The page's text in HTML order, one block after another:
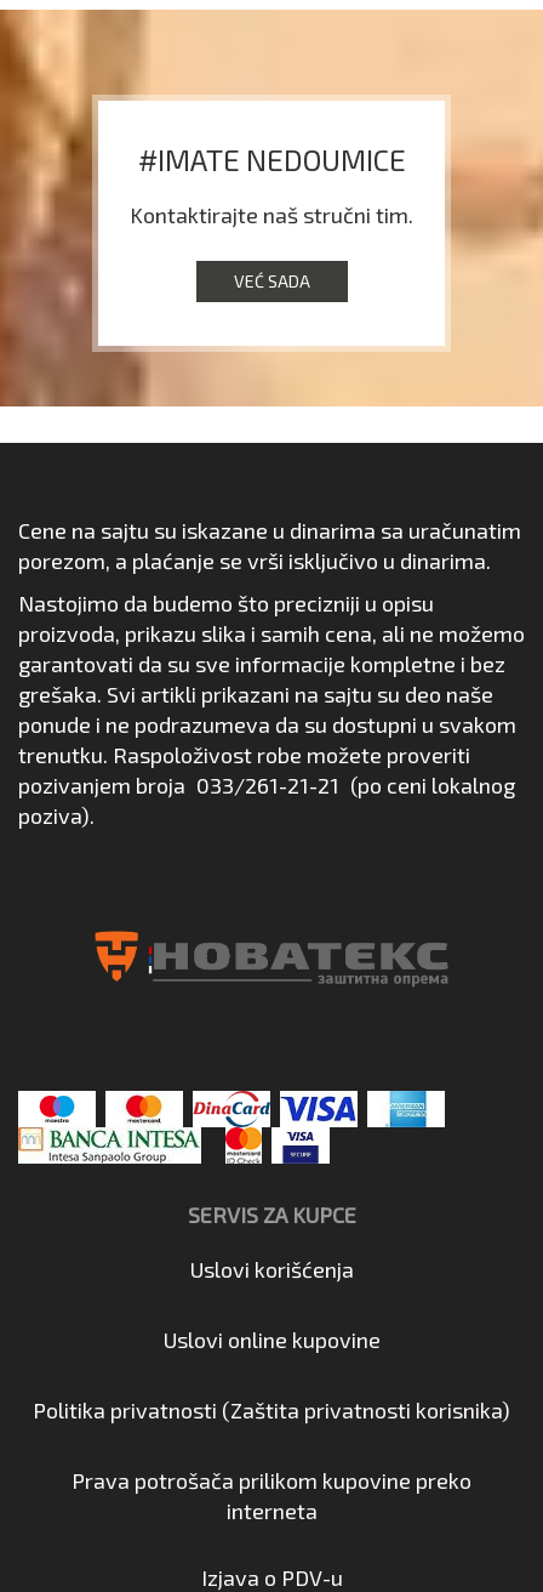
#IMATE NEDOUMICE
Kontaktirajte naš stručni tim.
VEĆ SADA
Cene na sajtu su iskazane u dinarima sa uračunatim
porezom, a plaćanje se vrši isključivo u dinarima.
Nastojimo da budemo što precizniji u opisu
proizvoda, prikazu slika i samih cena, ali ne možemo
garantovati da su sve informacije kompletne i bez
grešaka. Svi artikli prikazani na sajtu su deo naše
ponude i ne podrazumeva da su dostupni u svakom
trenutku. Raspoloživost robe možete proveriti
pozivanjem broja 033/261-21-21 (po ceni lokalnog
poziva).
SERVIS ZA KUPCE
Uslovi korišćenja
Uslovi online kupovine
Politika privatnosti (Zaštita privatnosti korisnika)
Prava potrošača prilikom kupovine preko
interneta
Izjava o PDV-u